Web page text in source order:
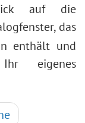
auf die
das
enthält und
eigenes